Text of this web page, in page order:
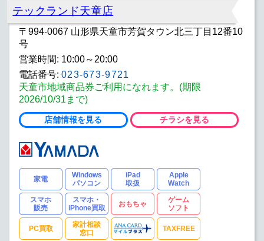
テックランド天童店
〒994-0067 山形県天童市芳賀タウン北三丁目12番10
号
営業時間: 10:00～20:00
電話番号: 023-673-9721
天童市地域商品券ご利用になれます。(期限
2026/10/31まで)
店舗情報を見る チラシを見る
家電
Windows
パソコン
iPad
取扱
Apple
Watch
スマホ
販売
スマホ・
iPhone買取
おもちゃ
ゲーム
ソフト
PC買取
家計相談
窓口
TAXFREE